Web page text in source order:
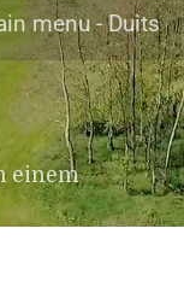
menu - Duits
einem